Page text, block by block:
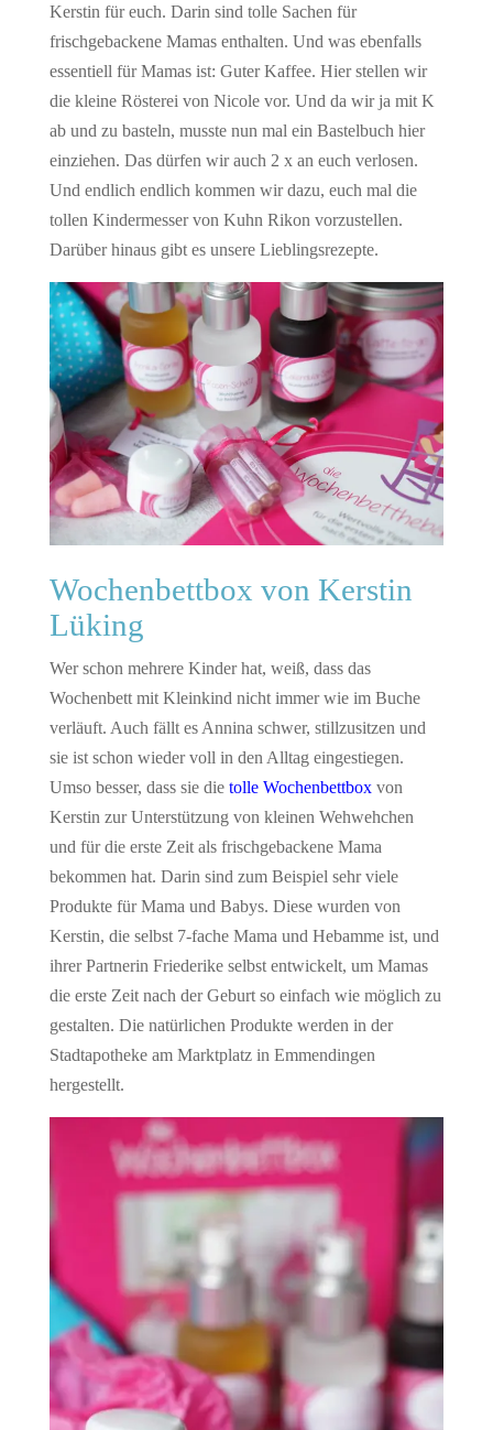
Kerstin für euch. Darin sind tolle Sachen für
frischgebackene Mamas enthalten. Und was ebenfalls
essentiell für Mamas ist: Guter Kaffee. Hier stellen wir
die kleine Rösterei von Nicole vor. Und da wir ja mit K
ab und zu basteln, musste nun mal ein Bastelbuch hier
einziehen. Das dürfen wir auch 2 x an euch verlosen.
Und endlich endlich kommen wir dazu, euch mal die
tollen Kindermesser von Kuhn Rikon vorzustellen.
Darüber hinaus gibt es unsere Lieblingsrezepte.
Wochenbettbox von Kerstin
Lüking
Wer schon mehrere Kinder hat, weiß, dass das
Wochenbett mit Kleinkind nicht immer wie im Buche
verläuft. Auch fällt es Annina schwer, stillzusitzen und
sie ist schon wieder voll in den Alltag eingestiegen.
Umso besser, dass sie die tolle Wochenbettboxvon
Kerstin zur Unterstützung von kleinen Wehwehchen
und für die erste Zeit als frischgebackene Mama
bekommen hat. Darin sind zum Beispiel sehr viele
Produkte für Mama und Babys. Diese wurden von
Kerstin, die selbst 7-fache Mama und Hebamme ist, und
ihrer Partnerin Friederike selbst entwickelt, um Mamas
die erste Zeit nach der Geburt so einfach wie möglich zu
gestalten. Die natürlichen Produkte werden in der
Stadtapotheke am Marktplatz in Emmendingen
hergestellt.